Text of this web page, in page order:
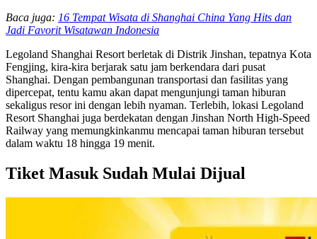
Baca juga: 16 Tempat Wisata di Shanghai China Yang Hits dan
Jadi Favorit Wisatawan Indonesia
Legoland Shanghai Resort berletak di Distrik Jinshan, tepatnya Kota
Fengjing, kira-kira berjarak satu jam berkendara dari pusat
Shanghai. Dengan pembangunan transportasi dan fasilitas yang
dipercepat, tentu kamu akan dapat mengunjungi taman hiburan
sekaligus resor ini dengan lebih nyaman. Terlebih, lokasi Legoland
Resort Shanghai juga berdekatan dengan Jinshan North High-Speed
Railway yang memungkinkanmu mencapai taman hiburan tersebut
dalam waktu 18 hingga 19 menit.
Tiket Masuk Sudah Mulai Dijual